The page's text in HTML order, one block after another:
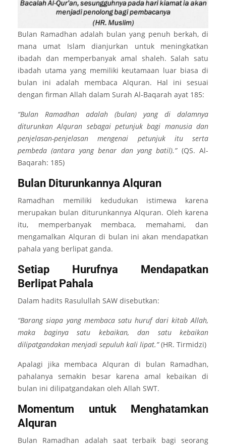
Bulan Ramadhan adalah bulan yang penuh berkah, di
mana umat Islam dianjurkan untuk meningkatkan
ibadah dan memperbanyak amal shaleh. Salah satu
ibadah utama yang memiliki keutamaan luar biasa di
bulan ini adalah membaca Alquran. Hal ini sesuai
dengan firman Allah dalam Surah Al-Baqarah ayat 185:
“Bulan Ramadhan adalah (bulan) yang di dalamnya
diturunkan Alquran sebagai petunjuk bagi manusia dan
penjelasan-penjelasan mengenai petunjuk itu serta
pembeda (antara yang benar dan yang batil).”(QS. Al-
Baqarah: 185)
Bulan Diturunkannya Alquran
Ramadhan memiliki kedudukan istimewa karena
merupakan bulan diturunkannya Alquran. Oleh karena
itu, memperbanyak membaca, memahami, dan
mengamalkan Alquran di bulan ini akan mendapatkan
pahala yang berlipat ganda.
Setiap Hurufnya Mendapatkan
Berlipat Pahala
Dalam hadits Rasulullah SAW disebutkan:
“Barang siapa yang membaca satu huruf dari kitab Allah,
maka baginya satu kebaikan, dan satu kebaikan
dilipatgandakan menjadi sepuluh kali lipat.”(HR. Tirmidzi)
Apalagi jika membaca Alquran di bulan Ramadhan,
pahalanya semakin besar karena amal kebaikan di
bulan ini dilipatgandakan oleh Allah SWT.
Momentum untuk Menghatamkan
Alquran
Bulan Ramadhan adalah saat terbaik bagi seorang